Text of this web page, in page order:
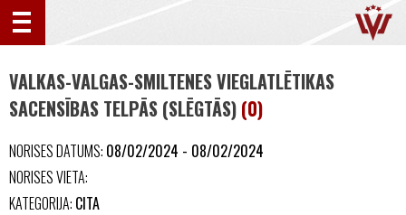
VALKAS-VALGAS-SMILTENES VIEGLATLĒTIKAS
SACENSĪBAS TELPĀS (SLĒGTĀS) (0)
NORISES DATUMS: 08/02/2024 - 08/02/2024
NORISES VIETA:
KATEGORIJA: CITA